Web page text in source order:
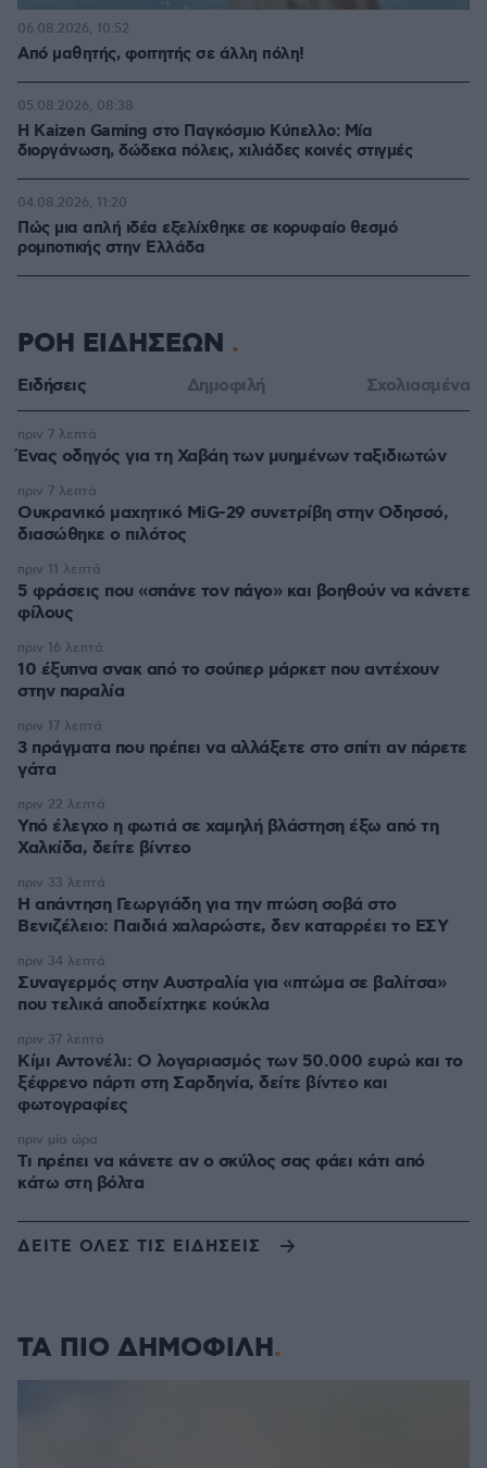
Από μαθητής, φοιτητής σε άλλη πόλη!
06.08.2026, 10:52
H Kaizen Gaming στο Παγκόσμιο Kύπελλο: Μία
διοργάνωση, δώδεκα πόλεις, χιλιάδες κοινές στιγμές
05.08.2026, 08:38
Πώς μια απλή ιδέα εξελίχθηκε σε κορυφαίο θεσμό
ρομποτικής στην Ελλάδα
04.08.2026, 11:20
ΡΟΗ ΕΙΔΗΣΕΩΝ
Ειδήσεις Δημοφιλή Σχολιασμένα
Ένας οδηγός για τη Χαβάη των μυημένων ταξιδιωτών
πριν 7 λεπτά
Oυκρανικό μαχητικό MiG-29 συνετρίβη στην Οδησσό,
διασώθηκε ο πιλότος
πριν 7 λεπτά
5 φράσεις που «σπάνε τον πάγο» και βοηθούν να κάνετε
φίλους
πριν 11 λεπτά
10 έξυπνα σνακ από το σούπερ μάρκετ που αντέχουν
στην παραλία
πριν 16 λεπτά
3 πράγματα που πρέπει να αλλάξετε στο σπίτι αν πάρετε
γάτα
πριν 17 λεπτά
Υπό έλεγχο η φωτιά σε χαμηλή βλάστηση έξω από τη
Χαλκίδα, δείτε βίντεο
πριν 22 λεπτά
Η απάντηση Γεωργιάδη για την πτώση σοβά στο
Βενιζέλειο: Παιδιά χαλαρώστε, δεν καταρρέει το ΕΣΥ
πριν 33 λεπτά
Συναγερμός στην Αυστραλία για «πτώμα σε βαλίτσα»
που τελικά αποδείχτηκε κούκλα
πριν 34 λεπτά
Κίμι Αντονέλι: Ο λογαριασμός των 50.000 ευρώ και το
ξέφρενο πάρτι στη Σαρδηνία, δείτε βίντεο και
φωτογραφίες
πριν 37 λεπτά
Τι πρέπει να κάνετε αν ο σκύλος σας φάει κάτι από
κάτω στη βόλτα
πριν μία ώρα
ΔΕΙΤΕ ΟΛΕΣ ΤΙΣ ΕΙΔΗΣΕΙΣ
ΤΑ ΠΙΟ ΔΗΜΟΦΙΛΗ